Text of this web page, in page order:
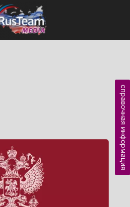
справочная информация